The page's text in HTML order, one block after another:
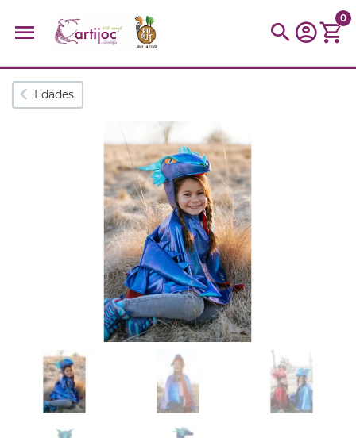
Búsquedas populares
Moulin
kidynight Puzzle
Botella
0
Edades